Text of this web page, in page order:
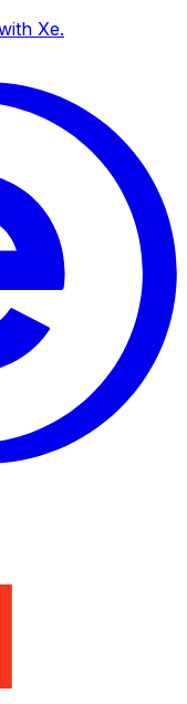
Xe.